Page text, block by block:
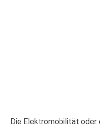
Die Elektromobilität oder